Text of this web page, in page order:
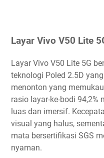
Layar Vivo V50 Lite
Layar Vivo V50 Lite 5G
teknologi Poled 2.5D
menonton yang
rasio layar-ke-bodi
luas dan imersif.
visual yang halus,
mata bersertifikasi SGS
nyaman.